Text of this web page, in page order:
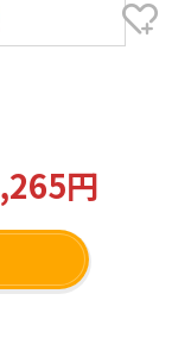
円